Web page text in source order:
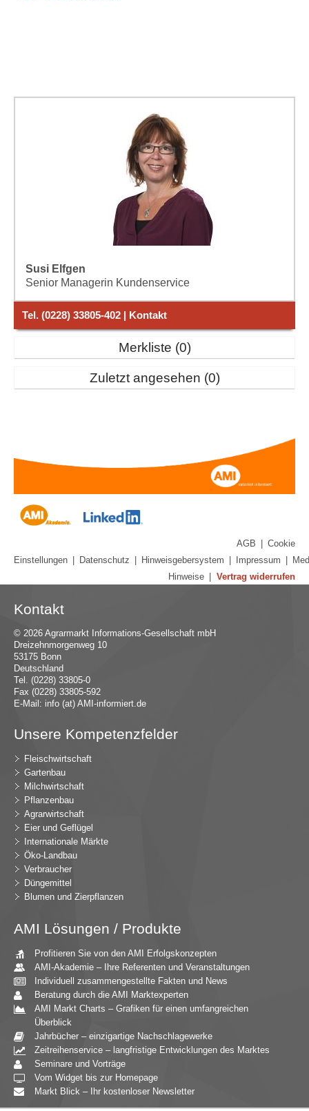
Susi Elfgen
Senior Managerin Kundenservice
Tel. (0228) 33805-402 | Kontakt
Merkliste 0
Zuletzt angesehen 0
AGB | Cookie
Einstellungen | Datenschutz | Hinweisgebersystem | Impressum |
Hinweise | Vertrag widerrufen
Kontakt
© 2026 Agrarmarkt Informations-Gesellschaft mbH
Dreizehnmorgenweg 10
53175 Bonn
Deutschland
Tel. (0228) 33805-0
Fax (0228) 33805-592
E-Mail: info (at) AMI-informiert.de
Unsere Kompetenzfelder
Fleischwirtschaft
Gartenbau
Milchwirtschaft
Pflanzenbau
Agrarwirtschaft
Eier und Geflügel
Internationale Märkte
Öko-Landbau
Verbraucher
Düngemittel
Blumen und Zierpflanzen
AMI Lösungen / Produkte
Profitieren Sie von den AMI Erfolgskonzepten
AMI-Akademie – Ihre Referenten und Veranstaltungen
Individuell zusammengestellte Fakten und News
Beratung durch die AMI Marktexperten
AMI Markt Charts – Grafiken für einen umfangreichen
Überblick
Jahrbücher – einzigartige Nachschlagewerke
Zeitreihenservice – langfristige Entwicklungen des Marktes
Seminare und Vorträge
Vom Widget bis zur Homepage
Markt Blick – Ihr kostenloser Newsletter